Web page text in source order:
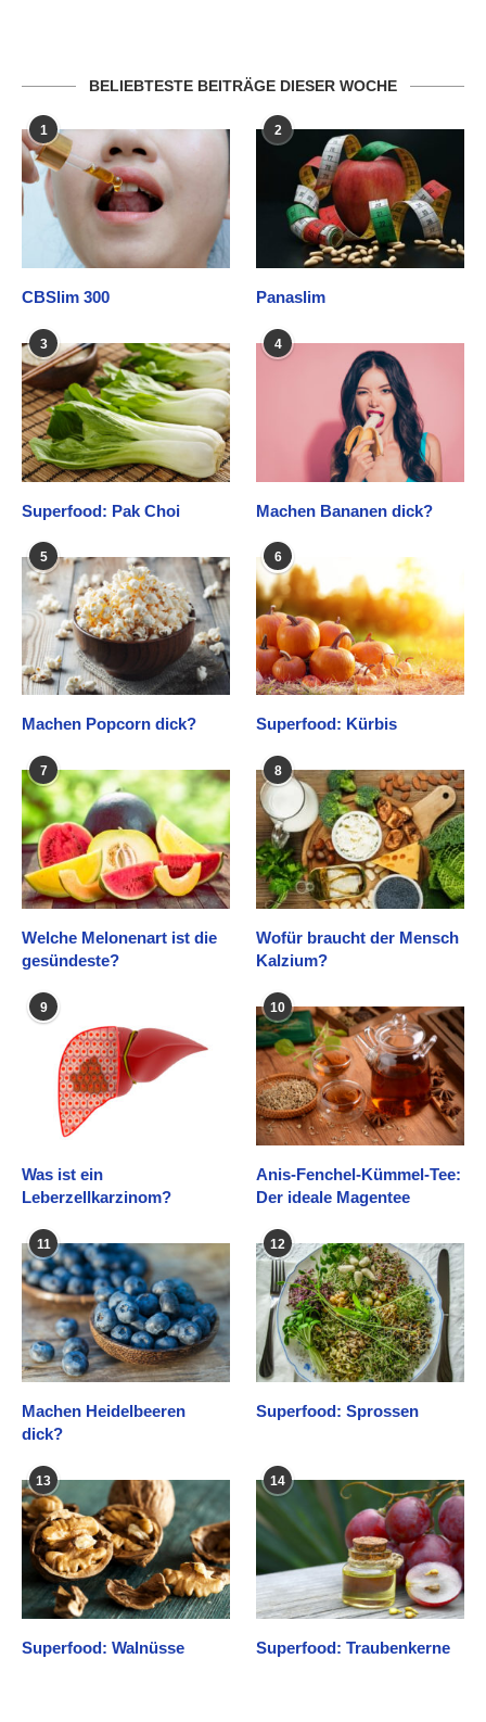
BELIEBTESTE BEITRÄGE DIESER WOCHE
1
CBSlim 300
2
Panaslim
3
Superfood: Pak Choi
4
Machen Bananen dick?
5
Machen Popcorn dick?
6
Superfood: Kürbis
7
Welche Melonenart ist die
gesündeste?
8
Wofür braucht der Mensch
Kalzium?
9
Was ist ein
Leberzellkarzinom?
10
Anis-Fenchel-Kümmel-Tee:
Der ideale Magentee
11
Machen Heidelbeeren
dick?
12
Superfood: Sprossen
13
Superfood: Walnüsse
14
Superfood: Traubenkerne